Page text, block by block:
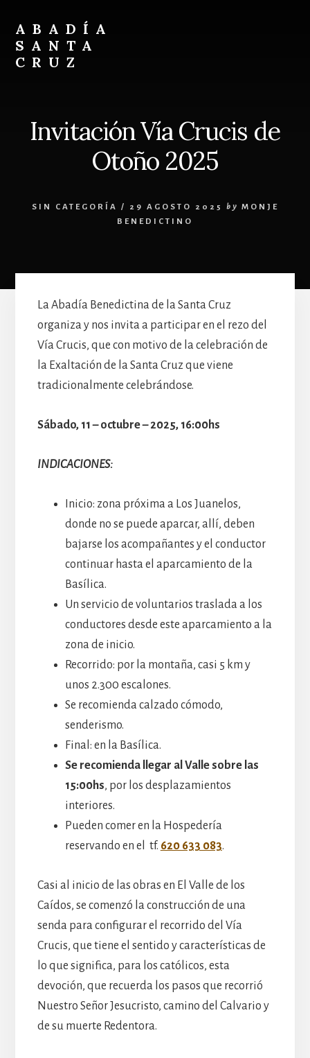
content
footer
ABADÍA
SANTA
CRUZ
Invitación Vía Crucis de
Otoño 2025
SIN CATEGORÍA / 29 AGOSTO 2025 by MONJE
BENEDICTINO
La Abadía Benedictina de la Santa Cruz
organiza y nos invita a participar en el rezo del
Vía Crucis, que con motivo de la celebración de
la Exaltación de la Santa Cruz que viene
tradicionalmente celebrándose.
Sábado, 11 – octubre – 2025, 16:00hs
INDICACIONES:
Inicio: zona próxima a Los Juanelos,
donde no se puede aparcar, allí, deben
bajarse los acompañantes y el conductor
continuar hasta el aparcamiento de la
Basílica.
Un servicio de voluntarios traslada a los
conductores desde este aparcamiento a la
zona de inicio.
Recorrido: por la montaña, casi 5 km y
unos 2.300 escalones.
Se recomienda calzado cómodo,
senderismo.
Final: en la Basílica.
Se recomienda llegar al Valle sobre las
15:00hs, por los desplazamientos
interiores.
Pueden comer en la Hospedería
reservando en el tf. 620 633 083.
Casi al inicio de las obras en El Valle de los
Caídos, se comenzó la construcción de una
senda para configurar el recorrido del Vía
Crucis, que tiene el sentido y características de
lo que significa, para los católicos, esta
devoción, que recuerda los pasos que recorrió
Nuestro Señor Jesucristo, camino del Calvario y
de su muerte Redentora.